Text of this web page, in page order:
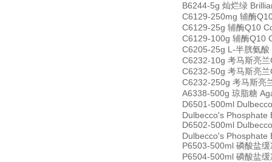
B6244-5g 灿烂绿
C6129-250mg 辅酶
C6129-25g 辅酶Q10
C6129-100g 辅酶Q10
C6205-25g L-半胱氨
C6232-10g 考马斯亮
C6232-50g 考马斯亮
C6232-250g 考马斯亮
A6338-500g 琼脂糖
D6501-500ml
Dulbecco's Phosphate
D6502-500ml
Dulbecco's Phosphate
P6503-500ml 磷酸盐
P6504-500ml 磷酸盐